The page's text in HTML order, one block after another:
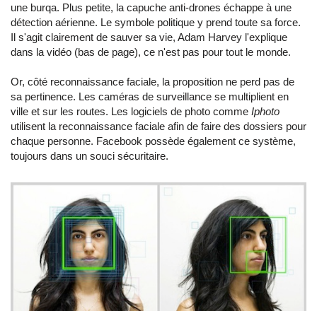
une burqa. Plus petite, la capuche anti-drones échappe à une
détection aérienne. Le symbole politique y prend toute sa force.
Il s'agit clairement de sauver sa vie, Adam Harvey l'explique
dans la vidéo (bas de page), ce n'est pas pour tout le monde.
Or, côté reconnaissance faciale, la proposition ne perd pas de
sa pertinence. Les caméras de surveillance se multiplient en
ville et sur les routes. Les logiciels de photo comme Iphoto
utilisent la reconnaissance faciale afin de faire des dossiers pour
chaque personne. Facebook possède également ce système,
toujours dans un souci sécuritaire.